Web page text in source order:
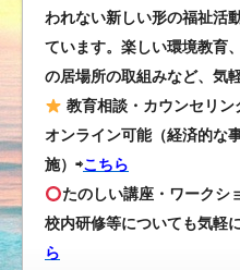
われない新しい形の福祉活
ています。楽しい環境教育
の居場所の取組みなど、気
教育相談・カウンセリ
オンライン可能（経済的な
施）⇨こちら
たのしい講座・ワークシ
校内研修等についても気軽
ら